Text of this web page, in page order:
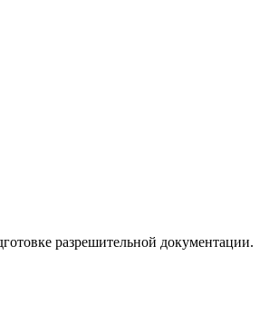
разрешительной документации.